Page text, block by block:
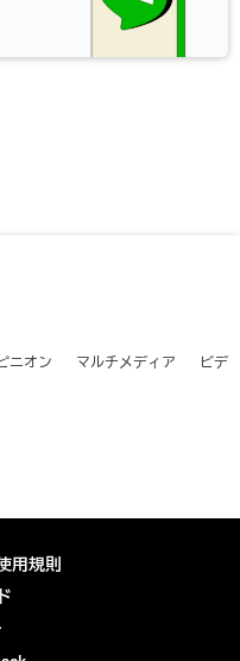
ニオン マルチメディア ビデ
用規則